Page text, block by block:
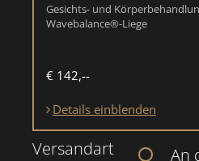
Gesichts- und
Wavebalance®-Liege
€ 142,--
Details einblenden
Versandart
An